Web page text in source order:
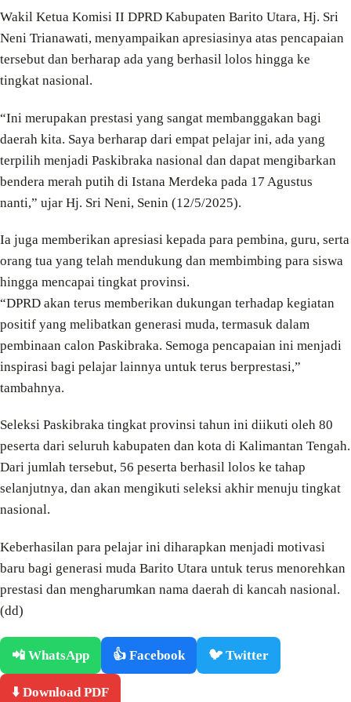
Wakil Ketua Komisi II DPRD Kabupaten Barito Utara, Hj. Sri
Neni Trianawati, menyampaikan apresiasinya atas pencapaian
tersebut dan berharap ada yang berhasil lolos hingga ke
tingkat nasional.
“Ini merupakan prestasi yang sangat membanggakan bagi
daerah kita. Saya berharap dari empat pelajar ini, ada yang
terpilih menjadi Paskibraka nasional dan dapat mengibarkan
bendera merah putih di Istana Merdeka pada 17 Agustus
nanti,” ujar Hj. Sri Neni, Senin (12/5/2025).
Ia juga memberikan apresiasi kepada para pembina, guru, serta
orang tua yang telah mendukung dan membimbing para siswa
hingga mencapai tingkat provinsi.
“DPRD akan terus memberikan dukungan terhadap kegiatan
positif yang melibatkan generasi muda, termasuk dalam
pembinaan calon Paskibraka. Semoga pencapaian ini menjadi
inspirasi bagi pelajar lainnya untuk terus berprestasi,”
tambahnya.
Seleksi Paskibraka tingkat provinsi tahun ini diikuti oleh 80
peserta dari seluruh kabupaten dan kota di Kalimantan Tengah.
Dari jumlah tersebut, 56 peserta berhasil lolos ke tahap
selanjutnya, dan akan mengikuti seleksi akhir menuju tingkat
nasional.
Keberhasilan para pelajar ini diharapkan menjadi motivasi
baru bagi generasi muda Barito Utara untuk terus menorehkan
prestasi dan mengharumkan nama daerah di kancah nasional.
(dd)
📲 WhatsApp 👍 Facebook 🐦 Twitter
⬇️ Download PDF